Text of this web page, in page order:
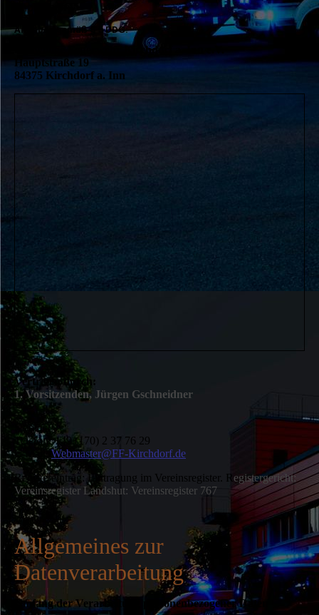
Impressum:
Angaben gemäß § 5 DDG:
Freiwillige Feuerwehr Kirchdorf a. Inn e.V.
Hauptstraße 19
84375 Kirchdorf a. Inn
Vertreten durch:
1. Vorsitzenden, Jürgen Gschneidner
Kontakt:
Telefon: +49 (170) 2 37 76 29
E-Mail: Webmaster@FF-Kirchdorf.de
Registereintrag: Eintragung im Vereinsregister. R egistergericht:
Vereinsregister Landshut: Vereinsregister 767
Allgemeines zur
Datenverarbeitung
Umfang der Verarbeitung personenbezogener Daten